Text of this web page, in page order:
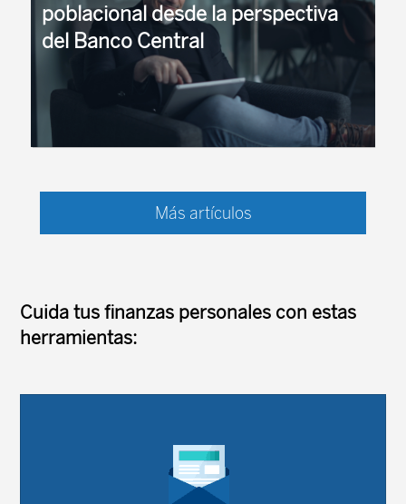
poblacional desde la perspectiva
del Banco Central
Los drásticos cambios demográficos a que se
enfrentan las sociedades avanzadas obligan a
reformular las herramientas y objetivos
Más artículos
Cuida tus finanzas personales con estas
herramientas: